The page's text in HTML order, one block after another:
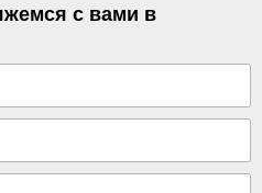
с вами в